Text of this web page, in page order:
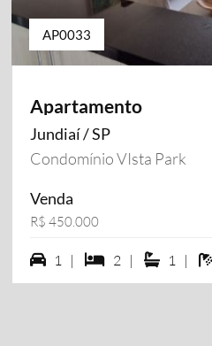
AP0033
Apartamento
Jundiaí / SP
Condomínio VIsta Park
Venda
R$ 450.000
1 vagas na garagem
1 | 2 dormiórios
2 | 1 suítes
1 |